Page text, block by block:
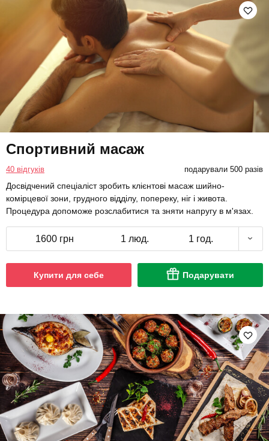
Спортивний масаж
40 відгуків подарували 500 разів
Досвідчений спеціаліст зробить клієнтові масаж шийно-
комірцевої зони, грудного відділу, попереку, ніг і живота.
Процедура допоможе розслабитися та зняти напругу в м'язах.
1600 грн 1 люд. 1 год.
Купити для себе Подарувати